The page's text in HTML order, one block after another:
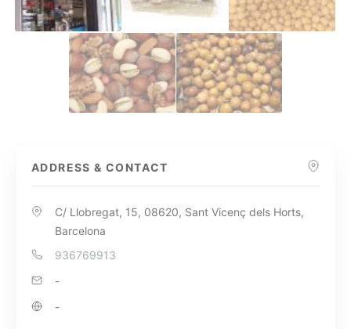
ADDRESS & CONTACT
C/ Llobregat, 15, 08620, Sant Vicenç dels Horts,
Barcelona
936769913
-
-